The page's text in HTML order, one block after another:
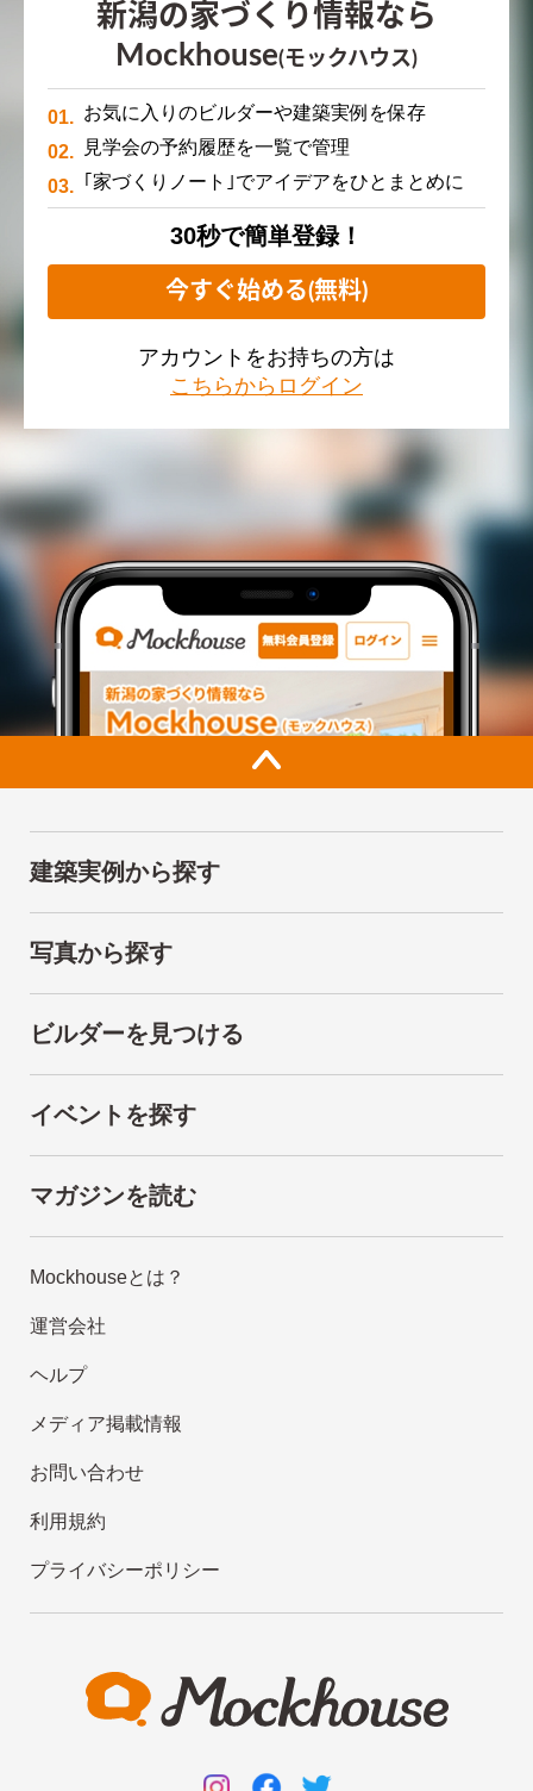
新潟の家づくり情報なら
Mockhouse(モックハウス)
お気に入りのビルダーや建築実例を保存
見学会の予約履歴を一覧で管理
｢家づくりノート｣でアイデアをひとまとめに
30秒で簡単登録！
今すぐ始める(無料)
アカウントをお持ちの方は
こちらからログイン
建築実例から探す
写真から探す
ビルダーを見つける
イベントを探す
マガジンを読む
Mockhouseとは？
運営会社
ヘルプ
メディア掲載情報
お問い合わせ
利用規約
プライバシーポリシー